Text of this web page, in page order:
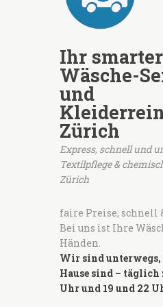
Ihr
Wäsche-
und
Zürich
Express, schnell und
Textilpflege &
Zürich
faire Preise, schnell
Bei uns ist Ihre
Händen.
Wir sind unterwegs,
Hause sind – täglich
Uhr und 19 und 22